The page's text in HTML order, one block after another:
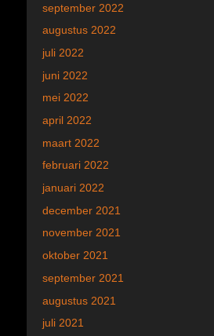
september 2022
augustus 2022
juli 2022
juni 2022
mei 2022
april 2022
maart 2022
februari 2022
januari 2022
december 2021
november 2021
oktober 2021
september 2021
augustus 2021
juli 2021